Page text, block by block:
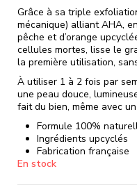
Grâce à sa triple
mécanique) alliant AHA,
pêche et d’orange
cellules mortes, lisse le
la première utilisation,
À utiliser 1 à 2 fois par
une peau douce,
fait du bien, même avec
Formule 100%
Ingrédients upcyclés
Fabrication française
En stock